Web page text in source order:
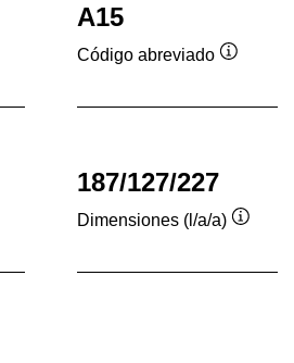
A15
Código abreviado
187/127/227
Dimensiones (l/a/a)